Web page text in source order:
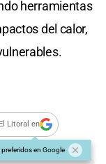
herramientas
del calor,
Litoral en
en Google